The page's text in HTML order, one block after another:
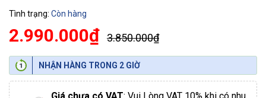
Tình trạng: Còn hàng
2.990.000₫ 3.850.000₫
NHẬN HÀNG TRONG 2 GIỜ